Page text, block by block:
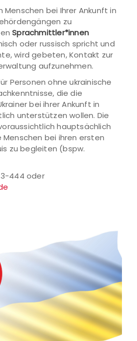
Menschen bei Ihrer Ankunft in
zu
Sprachmittler*innen
oder russisch spricht und
wird gebeten, Kontakt zur
aufzunehmen.
Personen ohne ukrainische
die die
bei ihrer Ankunft in
unterstützen wollen. Die
hauptsächlich
bei ihren ersten
zu begleiten (bspw.
444 oder